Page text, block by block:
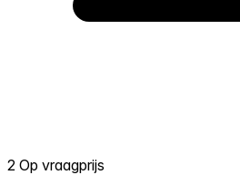
2 Op vraagprijs